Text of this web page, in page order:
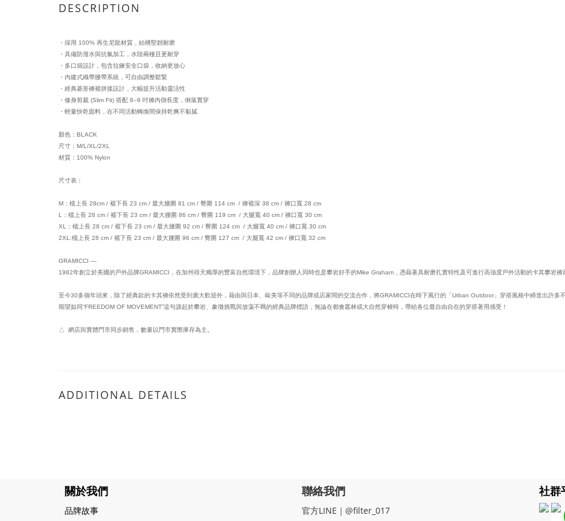
DESCRIPTION
・採用 100% 再生尼龍材質，結構堅韌耐磨
・具備防潑水與抗氯加工，水陸兩棲且更耐穿
・多口袋設計，包含拉鍊安全口袋，收納更放心
・內建式織帶腰帶系統，可自由調整鬆緊
・經典菱形褲襠拼接設計，大幅提升活動靈活性
・修身剪裁 (Slim Fit) 搭配 8–9 吋褲內側長度，俐落實穿
・輕量快乾面料，在不同活動轉換間保持乾爽不黏膩
顏色：BLACK
尺寸：M/L/XL/2XL
材質：100% Nylon
尺寸表：
M：檔上長 28cm / 襠下長 23 cm / 最大腰圍 81 cm / 臀圍 114 cm / 褲襠深 38 cm / 褲口寬 28 cm
L：檔上長 28 cm / 襠下長 23 cm / 最大腰圍 86 cm / 臀圍 119 cm / 大腿寬 40 cm / 褲口寬 30 cm
XL：檔上長 28 cm / 襠下長 23 cm / 最大腰圍 92 cm / 臀圍 124 cm / 大腿寬 40 cm / 褲口寬 30 cm
2XL:檔上長 28 cm / 襠下長 23 cm / 最大腰圍 96 cm / 臀圍 127 cm / 大腿寬 42 cm / 褲口寬 32 cm
GRAMICCI —
1982年創立於美國的戶外品牌GRAMICCI，在加州得天獨厚的豐富自然環境下，品牌創辦人同時也是攀岩好手的Mike Graham，憑藉著具耐磨扎實特性及可進行高強度戶外活動的卡其攀岩褲
至今30多個年頭來，除了經典款的卡其褲依然受到廣大歡迎外，藉由與日本、歐美等不同的品牌或店家間的交流合作，將GRAMICCI在時下風行的「Urban Outdoor」穿搭風格中締造出許多不
期望如同“FREEDOM OF MOVEMENT”這句源起於攀岩、象徵挑戰與放蕩不羈的經典品牌標語，無論在都會叢林或大自然穿梭時，帶給各位最自由自在的穿搭著用感受！
△ 網店與實體門市同步銷售，數量以門市實際庫存為主。
ADDITIONAL DETAILS
關於我們
品牌故事
聯絡我們
官方LINE｜@filter_017
社群